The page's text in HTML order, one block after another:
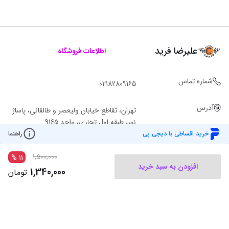
خرید اقساطی با دیجی پی راهنما
افزودن به سبد خرید
1,500,000
11
%
1,340,000 تومان
علیرضا فرید اطلاعات فروشگاه
شماره تماس 02182809165
آدرس
تهران، تقاطع خیابان ولیعصر و طالقانی، پاساژ
نور، طبقه اول تجاری، واحد 9165